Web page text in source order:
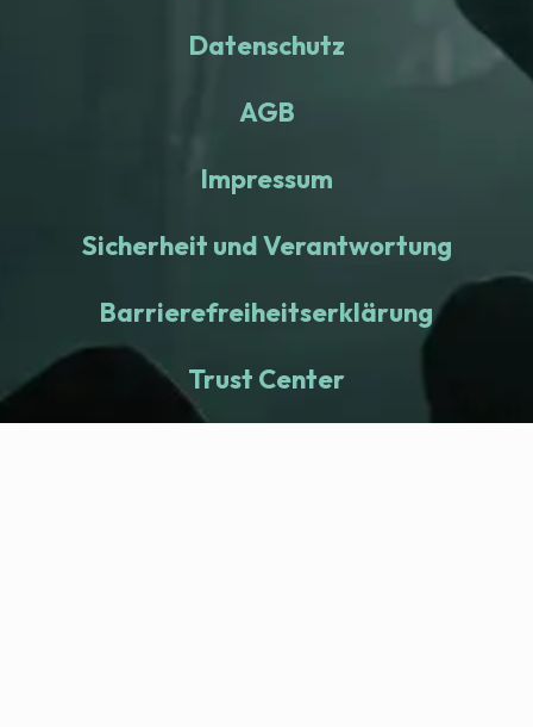
Datenschutz
AGB
Impressum
Sicherheit und Verantwortung
Barrierefreiheitserklärung
Trust Center